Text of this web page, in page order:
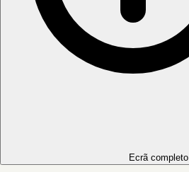
Ecrã completo